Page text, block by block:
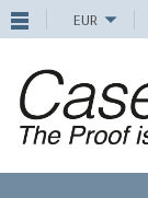
EUR